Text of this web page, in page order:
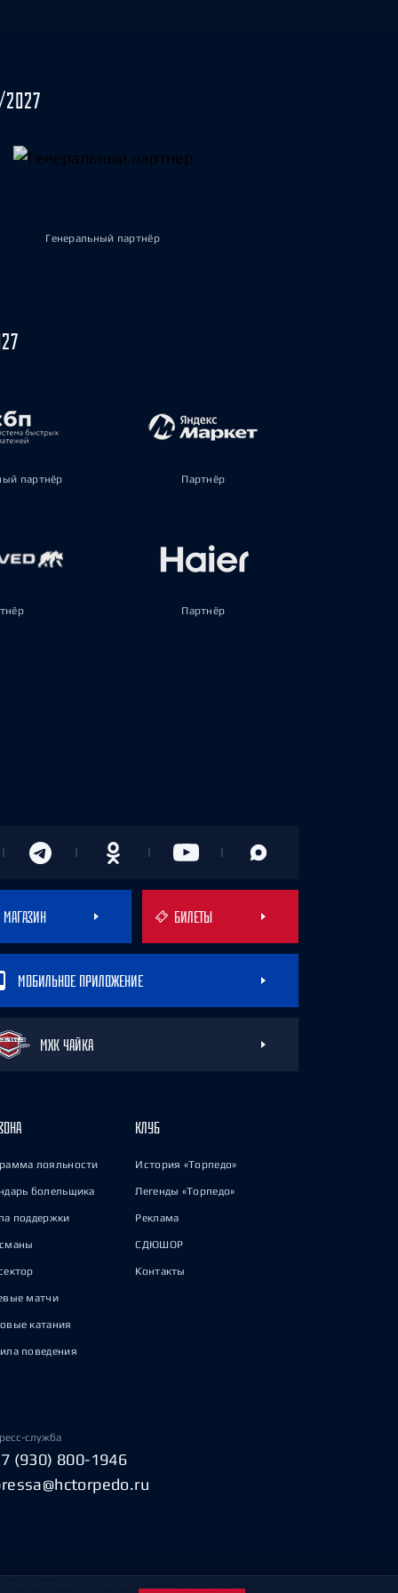
Генеральный партнёр
партнёр Партнёр
Партнёр
МАГАЗИН БИЛЕТЫ
МОБИЛЬНОЕ ПРИЛОЖЕНИЕ
МХК ЧАЙКА
лояльности
болельщика
поддержки
матчи
катания
поведения
КЛУБ
История «Торпедо»
Легенды «Торпедо»
Реклама
СДЮШОР
Контакты
служба
(930) 800-1946